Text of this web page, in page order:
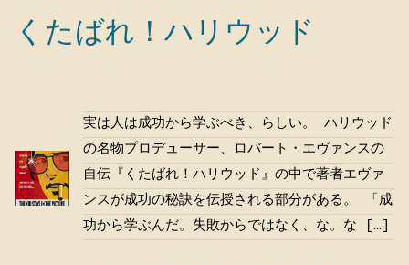
くたばれ！ハリウッド
実は人は成功から学ぶべき、らしい。 ハリウッド
の名物プロデューサー、ロバート・エヴァンスの
自伝『くたばれ！ハリウッド』の中で著者エヴァ
ンスが成功の秘訣を伝授される部分がある。 「成
功から学ぶんだ。失敗からではなく、な。な […]